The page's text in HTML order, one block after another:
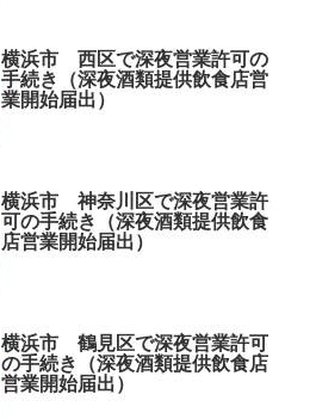
横浜市 西区で深夜営業許可の
手続き（深夜酒類提供飲食店営
業開始届出）
横浜市 神奈川区で深夜営業許
可の手続き（深夜酒類提供飲食
店営業開始届出）
横浜市 鶴見区で深夜営業許可
の手続き（深夜酒類提供飲食店
営業開始届出）